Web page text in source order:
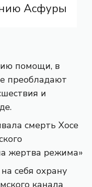
Асфуры
помощи, в
преобладают
и
смерть Хосе
жертва режима»
себя охрану
канала